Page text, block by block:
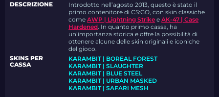
DESCRIZIONE
Introdotto nell’agosto 2013, questo è stato il
primo contenitore di CS:GO, con skin classiche
comeAWP | Lightning Strike eAK-47 | Case
Hardened. In quanto primo cassa, ha
un’importanza storica e offre la possibilità di
ottenere alcune delle skin originali e iconiche
del gioco.
SKINS PER
CASSA
KARAMBIT | BOREAL FOREST
KARAMBIT | SLAUGHTER
KARAMBIT | BLUE STEEL
KARAMBIT | URBAN MASKED
KARAMBIT | SAFARI MESH